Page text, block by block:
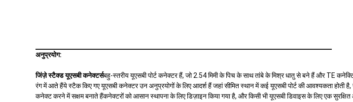
अनुप्रयोग:
जिंज़े स्टैक्ड यूएसबी कनेक्टर्सबहु-स्तरीय यूएसबी पोर्ट कनेक्टर हैं, जो 2.54 मिमी के पिच के साथ तांबे के मिश्र धातु से बने हैं और TE
रंग में आते हैंये स्टैक किए गए यूएसबी कनेक्टर उन अनुप्रयोगों के लिए आदर्श हैं जहां सीमित स्थान में कई यूएसबी पोर्ट की आवश्यकता
कनेक्ट करने में सक्षम बनाते हैंकनेक्टरों को आसान स्थापना के लिए डिज़ाइन किया गया है, और किसी भी यूएसबी डिवाइस के लिए एक